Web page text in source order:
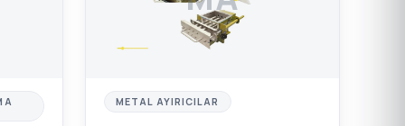
METAL AYIRICILAR